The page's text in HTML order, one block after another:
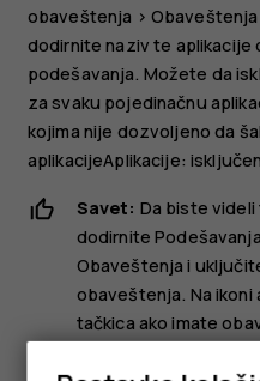
obaveštenja > Obaveštenja
dodirnite naziv te aplikacije
podešavanja. Možete da
za svaku pojedinačnu
kojima nije dozvoljeno da
aplikacijeAplikacije:
Savet: Da biste
dodirnitePodešavanja
Obaveštenja i
obaveštenja. Na
tačkica ako imate